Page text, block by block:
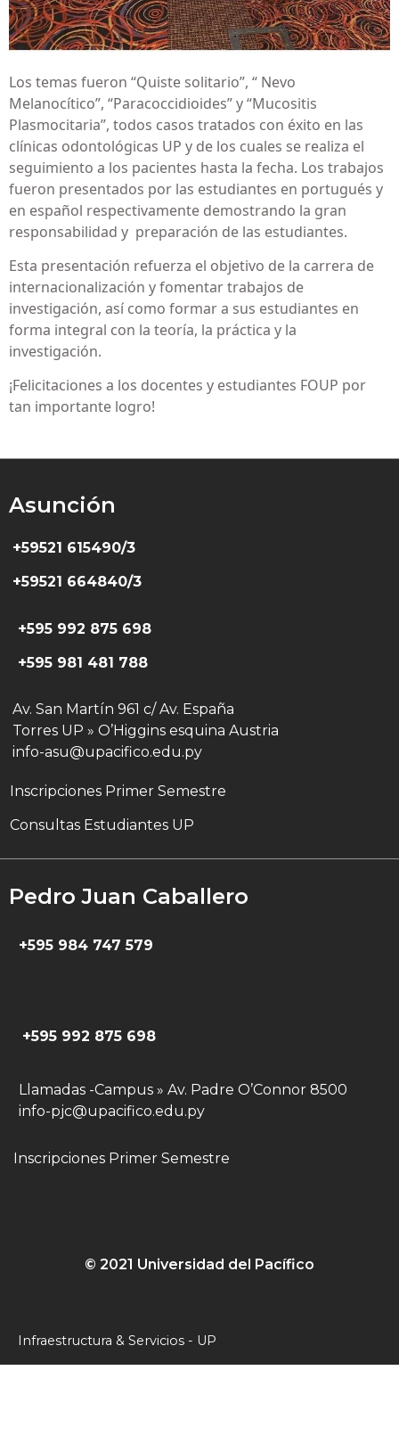
Los temas fueron “Quiste solitario”, “ Nevo
Melanocítico”, “Paracoccidioides” y “Mucositis
Plasmocitaria”, todos casos tratados con éxito en las
clínicas odontológicas UP y de los cuales se realiza el
seguimiento a los pacientes hasta la fecha. Los trabajos
fueron presentados por las estudiantes en portugués y
en español respectivamente demostrando la gran
responsabilidad y preparación de las estudiantes.
Esta presentación refuerza el objetivo de la carrera de
internacionalización y fomentar trabajos de
investigación, así como formar a sus estudiantes en
forma integral con la teoría, la práctica y la
investigación.
¡Felicitaciones a los docentes y estudiantes FOUP por
tan importante logro!
Asunción
+59521 615490/3
+59521 664840/3
+595 992 875 698
+595 981 481 788
Av. San Martín 961 c/ Av. España
Torres UP » O’Higgins esquina Austria
info-asu@upacifico.edu.py
Inscripciones Primer Semestre
Consultas Estudiantes UP
Pedro Juan Caballero
+595 984 747 579
+595 992 875 698
Llamadas -Campus » Av. Padre O’Connor 8500
info-pjc@upacifico.edu.py
Inscripciones Primer Semestre
© 2021 Universidad del Pacífico
Infraestructura & Servicios - UP